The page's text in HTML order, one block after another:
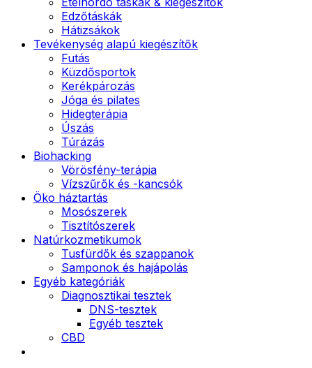
Edzőtáskák
Hátizsákok
Tevékenység alapú kiegészítők
Futás
Küzdősportok
Kerékpározás
Jóga és pilates
Hidegterápia
Úszás
Túrázás
Biohacking
Vörösfény-terápia
Vízszűrők és -kancsók
Öko háztartás
Mosószerek
Tisztítószerek
Natúrkozmetikumok
Tusfürdők és szappanok
Samponok és hajápolás
Egyéb kategóriák
Diagnosztikai tesztek
DNS-tesztek
Egyéb tesztek
CBD